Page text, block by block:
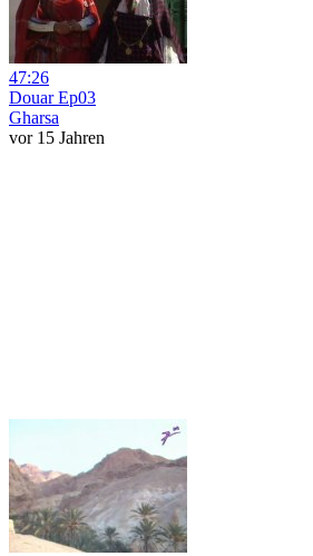
47:26
Douar Ep03
Gharsa
vor 15 Jahren